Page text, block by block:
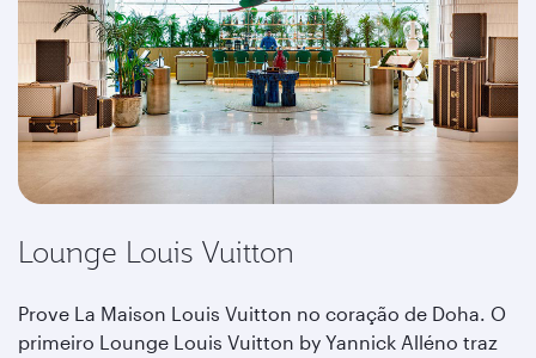
Lounge Louis Vuitton
Prove La Maison Louis Vuitton no coração de Doha. O
primeiro Lounge Louis Vuitton by Yannick Alléno traz